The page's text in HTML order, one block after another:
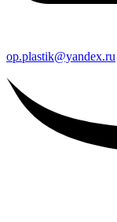
op.plastik@yandex.ru